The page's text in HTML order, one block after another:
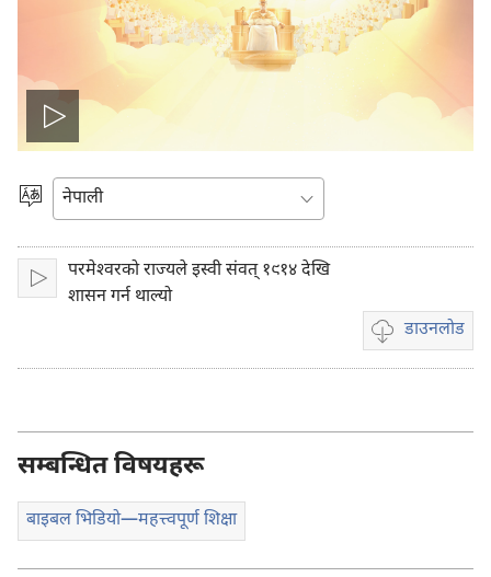
भिडियो
प्ले
गर्ने
भाषा
प्ले
परमेश्‍वरको राज्यले इस्वी संवत्‌ १९१४ देखि
शासन गर्न थाल्यो
डाउनलोड
भिडियो
डाउनलोडका
सम्बन्धित विषयहरू
बाइबल भिडियो—महत्त्वपूर्ण शिक्षा